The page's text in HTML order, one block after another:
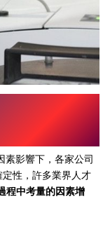
素影響下，各家公司
性，許多業界人才
程中考量的因素增